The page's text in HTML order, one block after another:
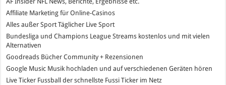
Affiliate Marketing für Online-Casinos
Alles außer SportTäglicher Live Sport
Bundesliga und Champions League Streams kostenlos und mit vielen
Alternativen
Goodreads Bücher Community + Rezensionen
Google Music Musik hochladen und auf verschiedenen Geräten hören
Live Ticker Fussball
der schnellste Fussi Ticker im Netz